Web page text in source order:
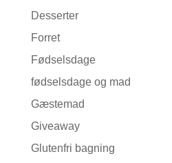
Desserter
Forret
Fødselsdage
fødselsdage og mad
Gæstemad
Giveaway
Glutenfri bagning